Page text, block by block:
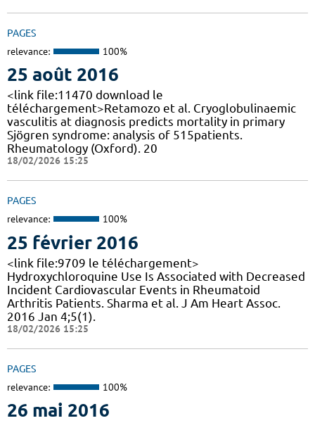
PAGES
relevance: 100%
25 août 2016
<link file:11470 download le
téléchargement>Retamozo et al. Cryoglobulinaemic
vasculitis at diagnosis predicts mortality in primary
Sjögren syndrome: analysis of 515patients.
Rheumatology (Oxford). 20
18/02/2026 15:25
PAGES
relevance: 100%
25 février 2016
<link file:9709 le téléchargement>
Hydroxychloroquine Use Is Associated with Decreased
Incident Cardiovascular Events in Rheumatoid
Arthritis Patients. Sharma et al. J Am Heart Assoc.
2016 Jan 4;5(1).
18/02/2026 15:25
PAGES
relevance: 100%
26 mai 2016